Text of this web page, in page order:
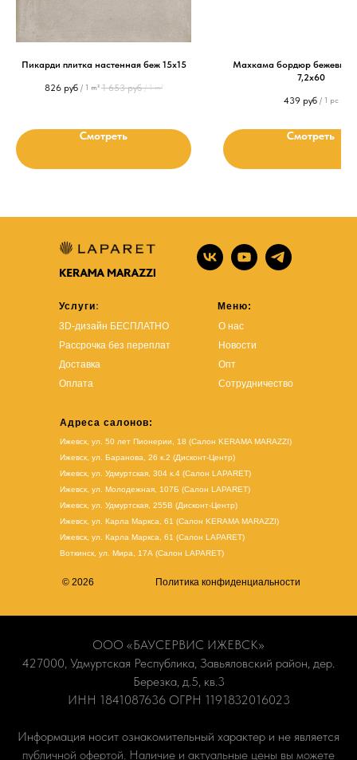
Пикарди плитка настенная беж 15х15
826 руб / 1 m² 1 653 руб / 1 m²
Смотреть
Махкама бордюр бежевый
7,2x60
439 руб / 1 pc
Смотреть
Услуги:
3D-дизайн БЕСПЛАТНО
Рассрочка без переплат
Доставка
Оплата
Меню:
О нас
Новости
Опт
Сотрудничество
Адреса салонов:
Ижевск, ул. 50 лет Пионерии, 18 (Салон KERAMA MARAZZI)
Ижевск, ул. Баранова, 26 к.2 (Дисконт-Центр)
Ижевск, ул. Удмуртская, 304 к.4 (Салон LAPARET)
Ижевск, ул. Молодежная, 107Б (Салон LAPARET)
Ижевск, ул. Удмуртская, 255В (Дисконт-Центр)
Ижевск, ул. Карла Маркса, 61 (Салон KERAMA MARAZZI)
Ижевск, ул. Карла Маркса, 61 (Салон LAPARET)
Воткинск, ул. Мира, 17А (Салон LAPARET)
© 2026 Политика конфиденциальности
ООО «БАУСЕРВИС ИЖЕВСК»
427000, Удмуртская Республика, Завьяловский район, дер.
Березка, д.5, кв.3
ИНН 1841087636 ОГРН 1191832016023
Информация носит ознакомительный характер и не является
публичной офертой. Наличие и актуальные цены вы можете